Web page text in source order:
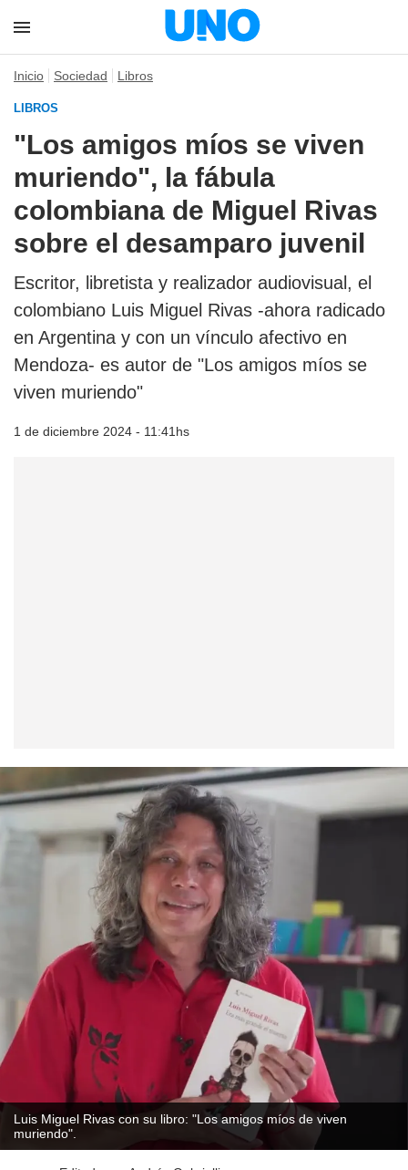
Inicio Sociedad Libros
LIBROS
"Los amigos míos se viven
muriendo", la fábula
colombiana de Miguel Rivas
sobre el desamparo juvenil
Escritor, libretista y realizador audiovisual, el
colombiano Luis Miguel Rivas -ahora radicado
en Argentina y con un vínculo afectivo en
Mendoza- es autor de "Los amigos míos se
viven muriendo"
1 de diciembre 2024 - 11:41hs
Luis Miguel Rivas con su libro: "Los amigos míos de viven
muriendo".